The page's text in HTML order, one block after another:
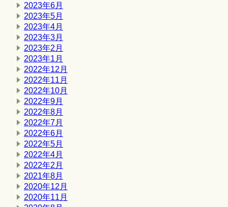
2023年6月
2023年5月
2023年4月
2023年3月
2023年2月
2023年1月
2022年12月
2022年11月
2022年10月
2022年9月
2022年8月
2022年7月
2022年6月
2022年5月
2022年4月
2022年2月
2021年8月
2020年12月
2020年11月